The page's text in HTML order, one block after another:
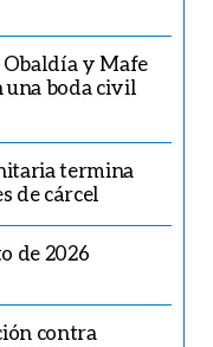
Obaldía y Mafe
una boda civil
termina
de cárcel
de 2026
contra